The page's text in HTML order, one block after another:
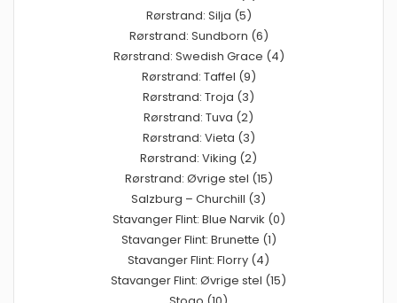
Rørstrand: Silja (5)
Rørstrand: Sundborn (6)
Rørstrand: Swedish Grace (4)
Rørstrand: Taffel (9)
Rørstrand: Troja (3)
Rørstrand: Tuva (2)
Rørstrand: Vieta (3)
Rørstrand: Viking (2)
Rørstrand: Øvrige stel (15)
Salzburg – Churchill (3)
Stavanger Flint: Blue Narvik (0)
Stavanger Flint: Brunette (1)
Stavanger Flint: Florry (4)
Stavanger Flint: Øvrige stel (15)